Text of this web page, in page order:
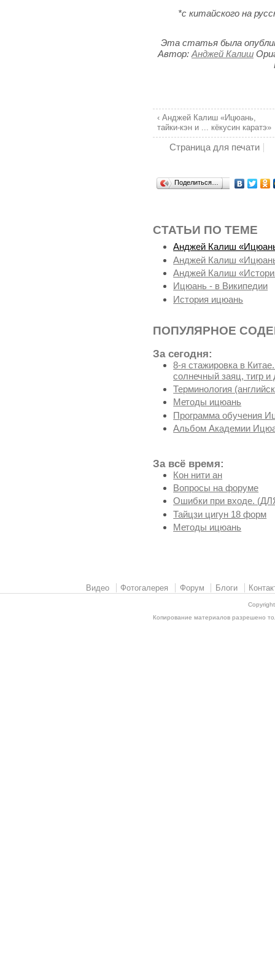
*с китайского на
Эта статья была
Автор: Анджей Калиш
‹ Анджей Калиш «Ицюань,
тайки-кэн и ... кёкусин каратэ»
Страница для печати
Поделиться…
СТАТЬИ ПО ТЕМЕ
Анджей Калиш
Анджей Калиш
Анджей Калиш
Ицюань - в Википедии
История ицюань
ПОПУЛЯРНОЕ
За сегодня:
8-я стажировка в
солнечный заяц, тигр и
Терминология
Методы ицюань
Программа обучения
Альбом Академии
За всё время:
Кон нити ан
Вопросы на форуме
Ошибки при входе.
Тайцзи цигун 18 форм
Методы ицюань
Видео Фотогалерея Форум Блоги
Копирование материалов разрешено